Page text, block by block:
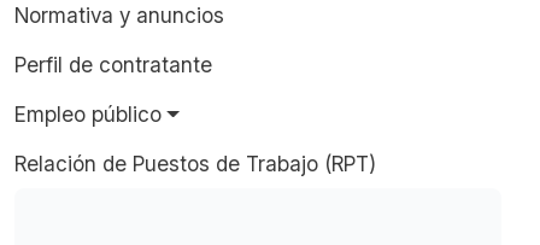
Normativa y anuncios
Perfil de contratante
Empleo público
Relación de Puestos de Trabajo (RPT)